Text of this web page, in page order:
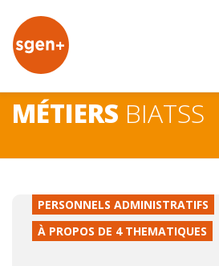
+
MÉTIERS BIATSS
PERSONNELS ADMINISTRATIFS
À PROPOS DE 4 THEMATIQUES